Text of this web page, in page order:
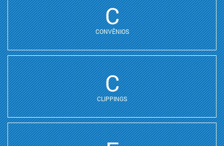
C
CONVÊNIOS
C
CLIPPINGS